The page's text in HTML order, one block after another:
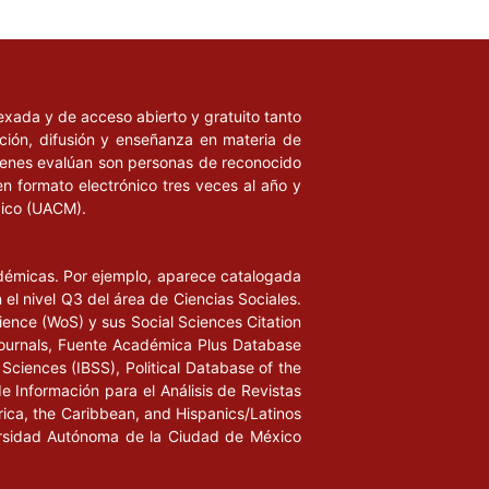
y de acceso abierto y gratuito tanto
difusión y enseñanza en materia de
evalúan son personas de reconocido
formato electrónico tres veces al año y
(UACM).
Por ejemplo, aparece catalogada
nivel Q3 del área de Ciencias Sociales.
(WoS) y sus Social Sciences Citation
Fuente Académica Plus Database
(IBSS), Political Database of the
Información para el Análisis de Revistas
the Caribbean, and Hispanics/Latinos
Autónoma de la Ciudad de México